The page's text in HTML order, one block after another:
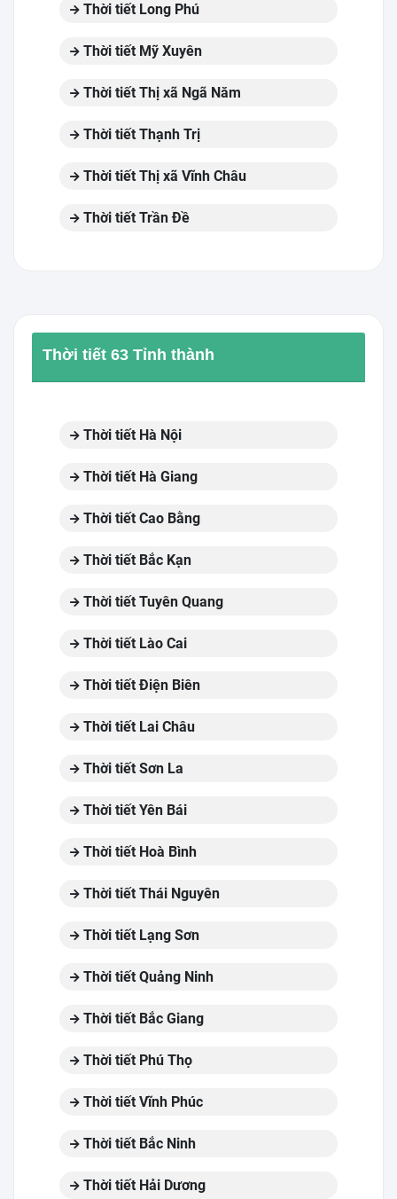
Thời tiết Long Phú
Thời tiết Mỹ Xuyên
Thời tiết Thị xã Ngã Năm
Thời tiết Thạnh Trị
Thời tiết Thị xã Vĩnh Châu
Thời tiết Trần Đề
Thời tiết 63 Tỉnh thành
Thời tiết Hà Nội
Thời tiết Hà Giang
Thời tiết Cao Bằng
Thời tiết Bắc Kạn
Thời tiết Tuyên Quang
Thời tiết Lào Cai
Thời tiết Điện Biên
Thời tiết Lai Châu
Thời tiết Sơn La
Thời tiết Yên Bái
Thời tiết Hoà Bình
Thời tiết Thái Nguyên
Thời tiết Lạng Sơn
Thời tiết Quảng Ninh
Thời tiết Bắc Giang
Thời tiết Phú Thọ
Thời tiết Vĩnh Phúc
Thời tiết Bắc Ninh
Thời tiết Hải Dương